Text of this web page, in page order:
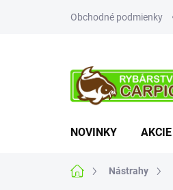
Obchodné podmienky
NOVINKY AKCIE
DomovNástrahy